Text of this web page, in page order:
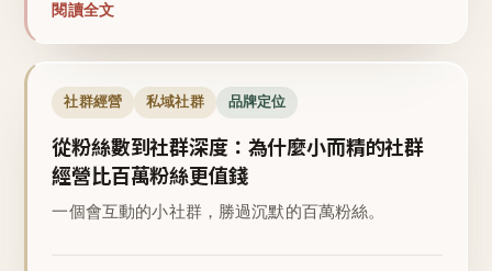
閱讀全文
社群經營 私域社群 品牌定位
從粉絲數到社群深度：為什麼小而精的社群
經營比百萬粉絲更值錢
一個會互動的小社群，勝過沉默的百萬粉絲。